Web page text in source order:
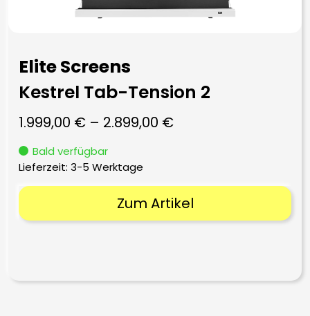
Elite Screens
Kestrel Tab-Tension 2
1.999,00 € – 2.899,00 €
Bald verfügbar
Lieferzeit: 3-5 Werktage
Zum Artikel